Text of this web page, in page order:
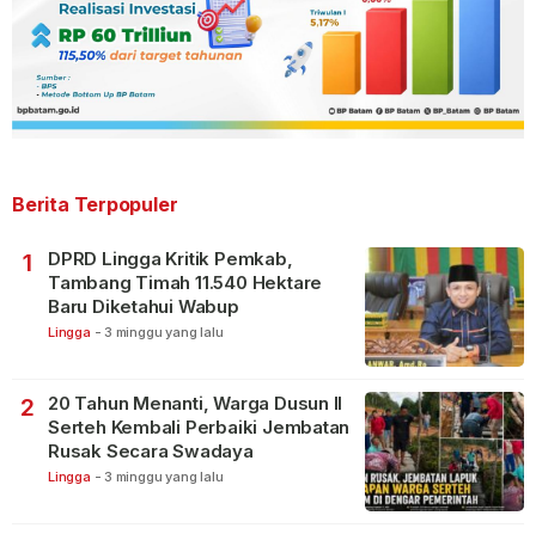
Berita Terpopuler
1
DPRD Lingga Kritik Pemkab,
Tambang Timah 11.540 Hektare
Baru Diketahui Wabup
Lingga - 3 minggu yang lalu
2
20 Tahun Menanti, Warga Dusun II
Serteh Kembali Perbaiki Jembatan
Rusak Secara Swadaya
Lingga - 3 minggu yang lalu